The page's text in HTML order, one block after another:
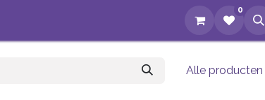
Over ons
0
Alle producten